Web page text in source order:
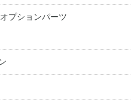
プションパーツ